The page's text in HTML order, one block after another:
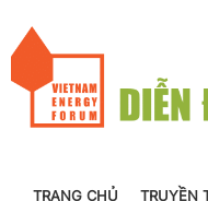
TRANG CHỦ TRUYỀN